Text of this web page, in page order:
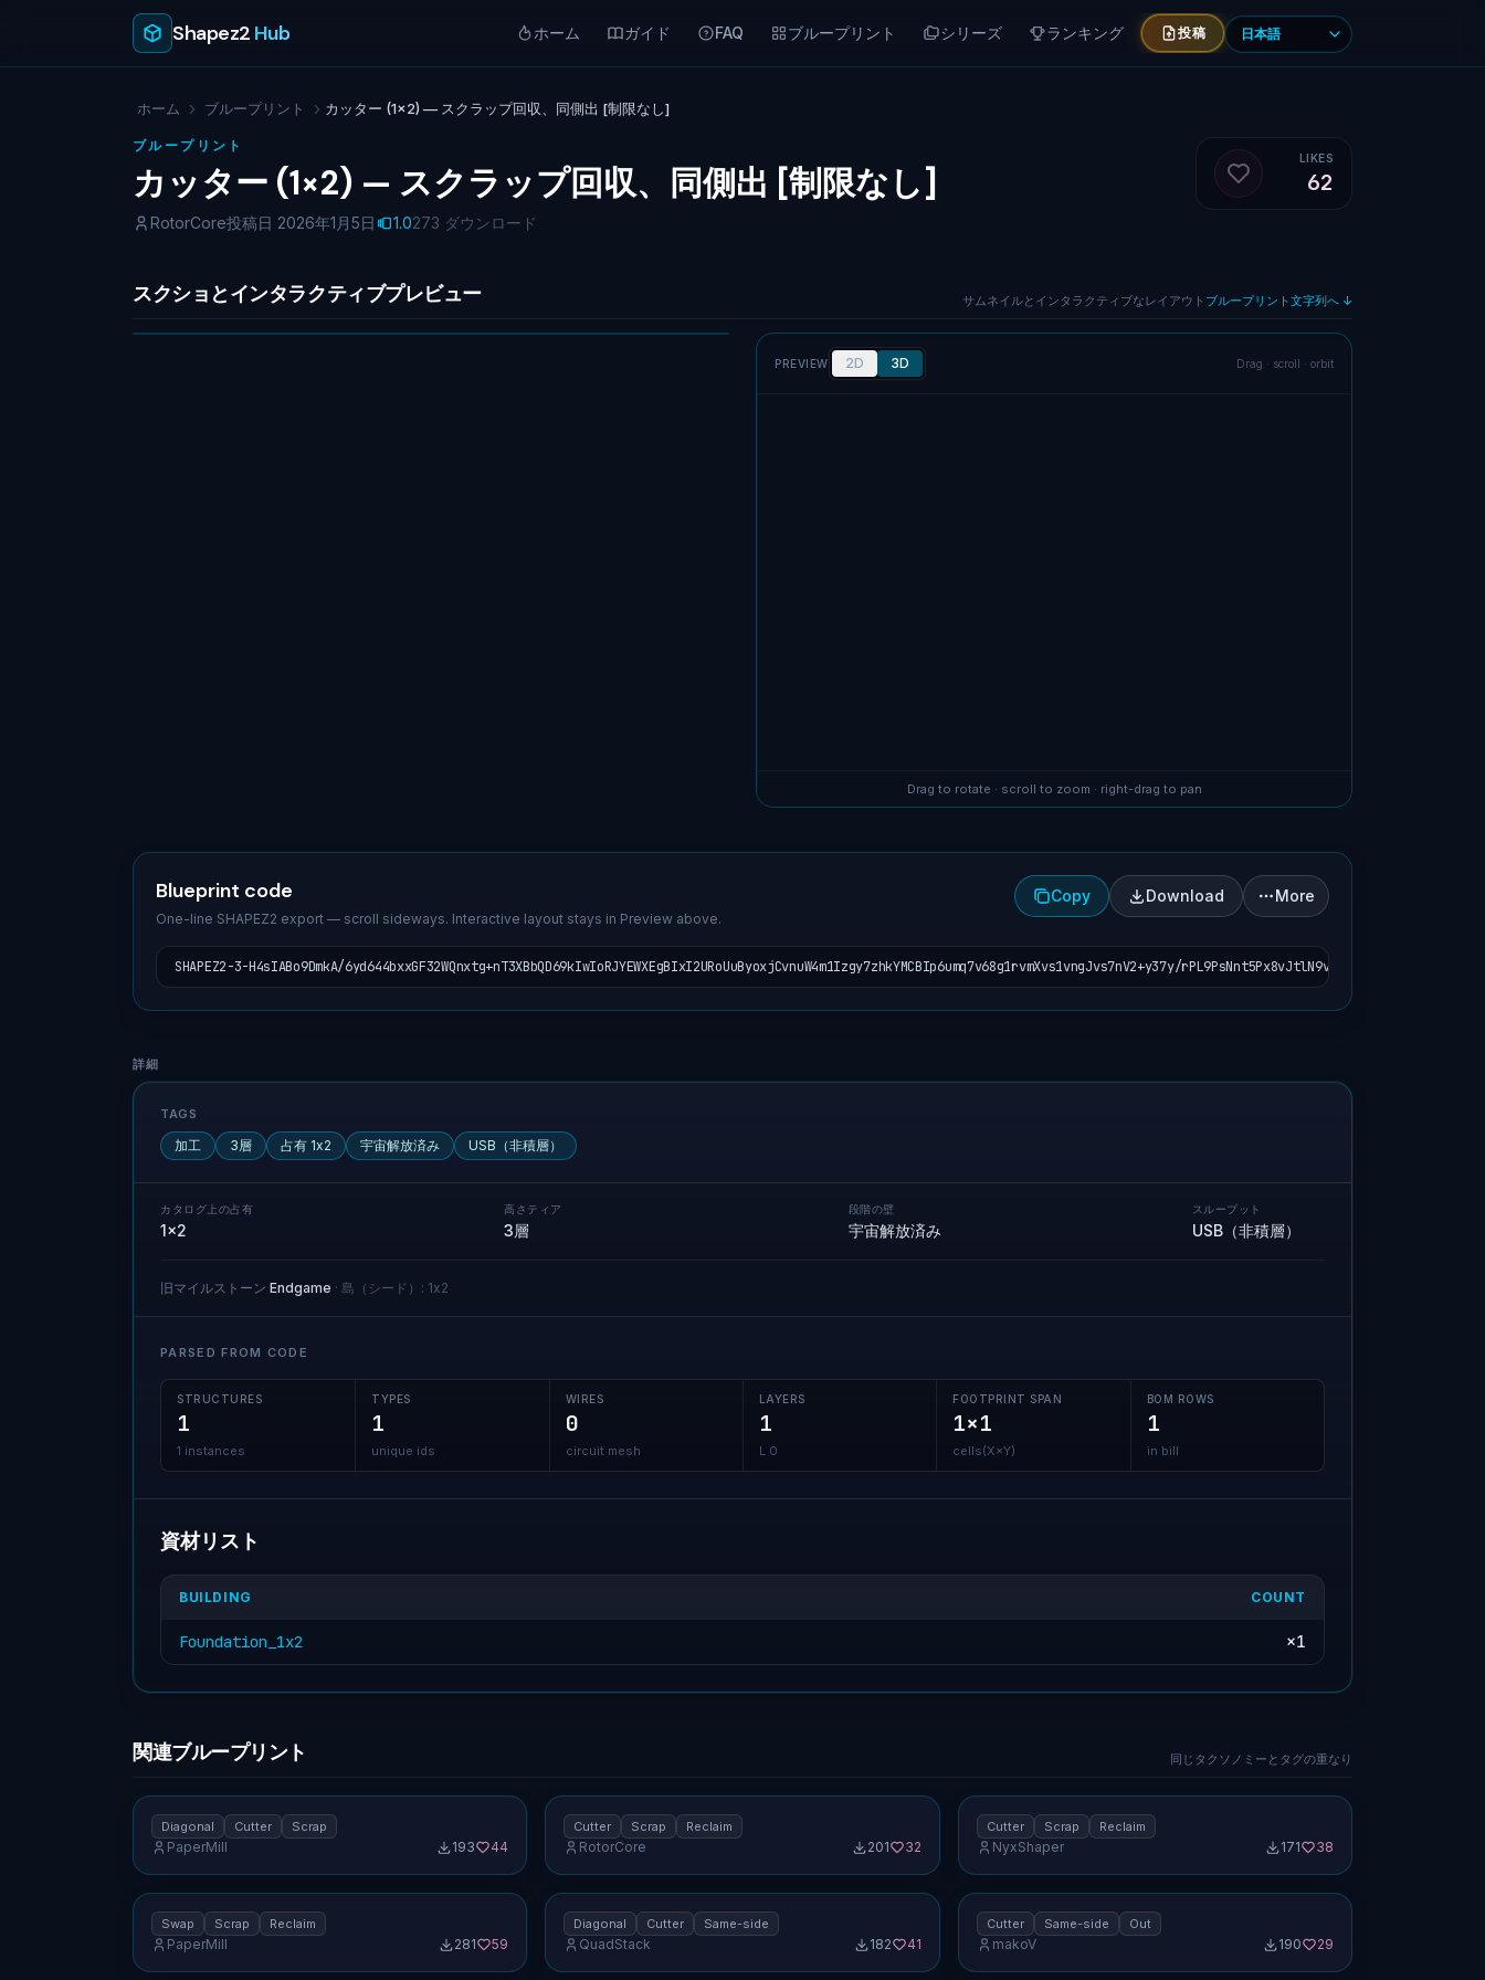
Shapez2 Hub ホーム ガイド FAQ ブループリント シリーズ ランキング 投稿
ホーム ブループリント カッター (1×2) — スクラップ回収、同側出 [制限なし]
ブループリント
カッター (1×2) — スクラップ回収、同側出 [制限なし]
RotorCore投稿日 2026年1月5日 1.0273 ダウンロード
Like blueprint
LIKES
62
スクショとインタラクティブプレビュー サムネイルとインタラクティブなレイアウト ブループリント文字列へ ↓
NO IMAGE
PREVIEW 2D 3D Drag · scroll · orbit
Drag to rotate · scroll to zoom · right-drag to pan
Blueprint code
One-line SHAPEZ2 export — scroll sideways. Interactive layout stays in Preview above.
Copy Download More
SHAPEZ2-3-H4sIABo9DmkA/6yd644bxxGF32WQnxtg+nT3XBbQD69kIwIoRJYEWXEgBIxI2URoUuByoxjCvnuW4m1Izgy7zhkYMCBIp6umq7v68g1rvmXvs1vngJvs7nV2+y37y/rPL9PsNnt5Px8vJtlN9vLTcrH5ixfj9Ti7/Wc2e/
詳細情報
詳細
TAGS
加工 3層 占有 1x2 宇宙解放済み USB（非積層）
カタログ上の占有
1x2
高さティア
3層
段階の壁
宇宙解放済み
スループット
USB（非積層）
旧マイルストーン Endgame · 島（シード） : 1x2
PARSED FROM CODE
STRUCTURES
1
1 instances
TYPES
1
unique ids
WIRES
0
circuit mesh
LAYERS
1
L 0
FOOTPRINT SPAN
1×1
cells(X×Y)
BOM ROWS
1
in bill
資材リスト
BUILDING COUNT
Foundation_1x2 ×1
関連ブループリント 同じタクソノミーとタグの重なり
対角カッター (1×2) — スクラップ回収、同側出
Diagonal Cutter Scrap
PaperMill 193 44
Cutter Scrap Reclaim
RotorCore 201 32
4出口カッター (1×4) — スクラップ回収、同側
Cutter Scrap Reclaim
NyxShaper 171 38
スワッパータイル (1×2) — スクラップ回収、同
側入出 [制限なし]
1.0
Swap Scrap Reclaim
PaperMill 281 59
対角カッタータイル (1×2) — 同側出 [特殊] 1.0
Diagonal Cutter Same-side
QuadStack 182 41
1/4カッタータイル (1×2) — 同側出、フルスルー
プット未満 [特殊]
1.0
Cutter Same-side Out
makoV 190 29